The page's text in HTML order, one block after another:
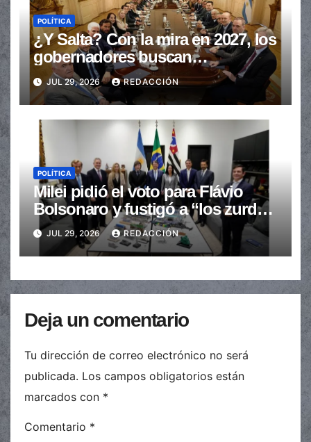
POLÍTICA
¿Y Salta? Con la mira en 2027, los
gobernadores buscan
provincializar la elección
JUL 29, 2026 REDACCIÓN
POLÍTICA
Milei pidió el voto para Flávio
Bolsonaro y fustigó a “los zurdos
de mierda”
JUL 29, 2026 REDACCIÓN
Deja un comentario
Tu dirección de correo electrónico no será
publicada. Los campos obligatorios están
marcados con *
Comentario *